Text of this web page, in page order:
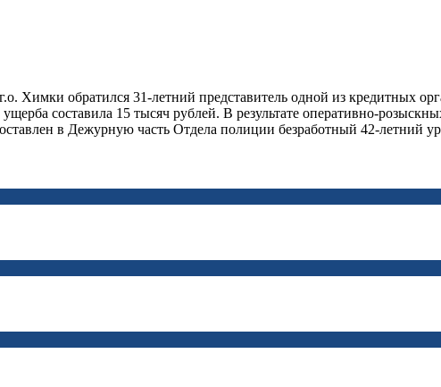
обратился 31-летний представитель одной из кредитных
составила 15 тысяч рублей. В результате оперативно-
в Дежурную часть Отдела полиции безработный 42-летний